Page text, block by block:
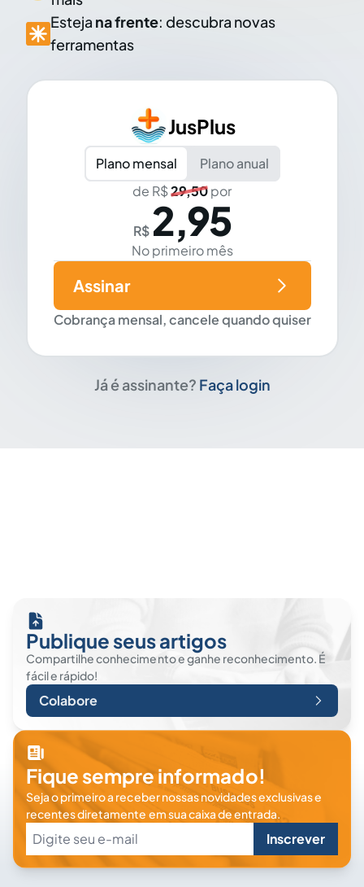
Esteja na frente: descubra novas
ferramentas
JusPlus
Plano mensal
Plano anual
de R$29,50por
R$ 2,95
No primeiro mês
Cobrança mensal, cancele quando quiser
Assinar
Já é assinante? Faça login
Publique seus artigos
Compartilhe conhecimento e ganhe reconhecimento. É
fácil e rápido!
Colabore
Fique sempre informado!
Seja o primeiro a receber nossas novidades exclusivas e
recentes diretamente em sua caixa de entrada.
Inscrever